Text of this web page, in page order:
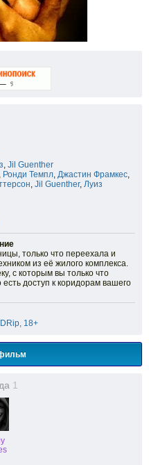
, Jil Guenther
, Ронди Темпл, Джастин Фрамкес,
, Jil Guenther, Луиз
только что переехала и
из её жилого комплекса.
с которым вы только что
доступ к коридорам вашего
, 18+
1